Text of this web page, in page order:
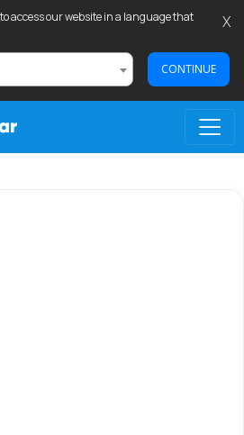
access our website in a language that
CONTINUE
X